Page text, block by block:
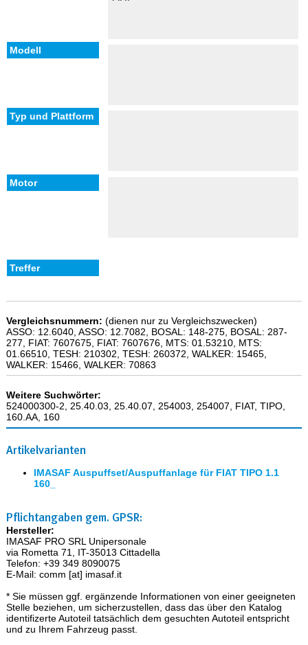
Vergleichsnummern: (dienen nur zu Vergleichszwecken)
ASSO: 12.6040, ASSO: 12.7082, BOSAL: 148-275, BOSAL: 287-
277, FIAT: 7607675, FIAT: 7607676, MTS: 01.53210, MTS:
01.66510, TESH: 210302, TESH: 260372, WALKER: 15465,
WALKER: 15466, WALKER: 70863
Weitere Suchwörter:
524000300-2, 25.40.03, 25.40.07, 254003, 254007, FIAT, TIPO,
160.AA, 160
Artikelvarianten
IMASAF Auspuffset/Auspuffanlage für FIAT TIPO 1.1
160_
Pflichtangaben gem. GPSR:
Hersteller:
IMASAF PRO SRL Unipersonale
via Rometta 71, IT-35013 Cittadella
Telefon: +39 349 8090075
E-Mail: comm [at] imasaf.it
* Sie müssen ggf. ergänzende Informationen von einer geeigneten
Stelle beziehen, um sicherzustellen, dass das über den Katalog
identifizerte Autoteil tatsächlich dem gesuchten Autoteil entspricht
und zu Ihrem Fahrzeug passt.